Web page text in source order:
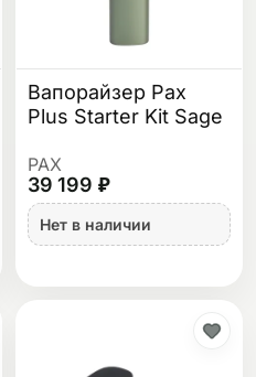
Вапорайзер Pax
Plus Starter Kit Sage
PAX
39 199 ₽
Нет в наличии